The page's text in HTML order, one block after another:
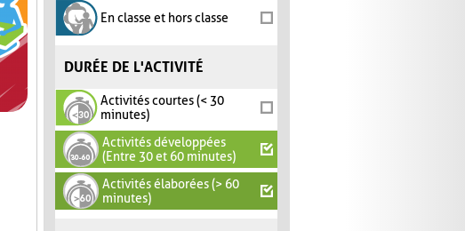
En classe et hors classe
DURÉE DE L'ACTIVITÉ
Activités courtes (< 30
minutes)
Activités développées
(Entre 30 et 60 minutes)
Activités élaborées (> 60
minutes)